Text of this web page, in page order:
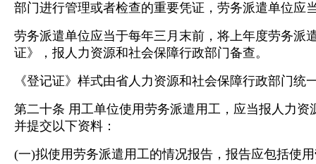
部门进行管理或者检查的重要凭证，劳务派遣单位应
劳务派遣单位应当于每年三月末前，将上年度劳务派
证》，报人力资源和社会保障行政部门备查。
《登记证》样式由省人力资源和社会保障行政部门统
第二十条 用工单位使用劳务派遣用工，应当报人力资
并提交以下资料：
(一)拟使用劳务派遣用工的情况报告，报告应包括使